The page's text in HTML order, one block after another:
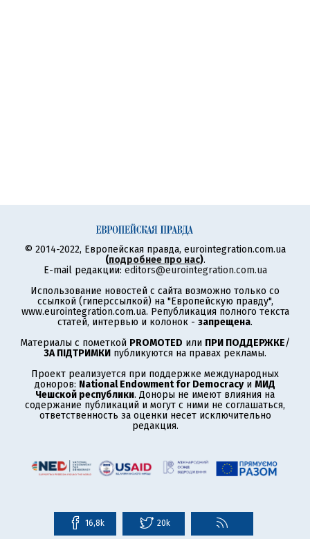
© 2014-2022, Европейская правда, eurointegration.com.ua
(подробнее про нас).
E-mail редакции: editors@eurointegration.com.ua
Использование новостей с сайта возможно только со
ссылкой (гиперссылкой) на "Европейскую правду",
www.eurointegration.com.ua. Републикация полного текста
статей, интервью и колонок - запрещена.
Материалы с пометкой PROMOTED или ПРИ ПОДДЕРЖКЕ/
ЗА ПІДТРИМКИ публикуются на правах рекламы.
Проект реализуется при поддержке международных
доноров: National Endowment for Democracyи МИД
Чешской республики. Доноры не имеют влияния на
содержание публикаций и могут с ними не соглашаться,
ответственность за оценки несет исключительно
редакция.
16,8k 20k